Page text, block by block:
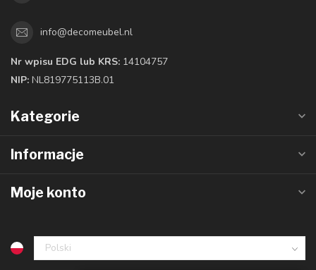
info@decomeubel.nl
Nr wpisu EDG lub KRS: 14104757
NIP: NL819775113B.01
Kategorie
Informacje
Moje konto